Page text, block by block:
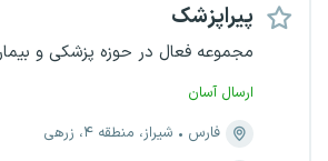
پیراپزشک
مجموعه فعال در حوزه پزشکی و
ارسال آسان
فارس
شیراز، منطقه ۴، زرهی